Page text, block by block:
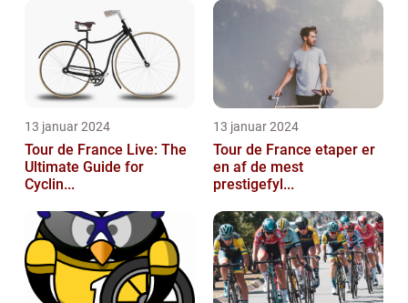
13 januar 2024
Tour de France Live: The
Ultimate Guide for
Cyclin...
13 januar 2024
Tour de France etaper er
en af de mest
prestigefyl...